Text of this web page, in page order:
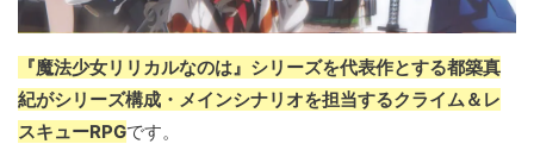
『魔法少女リリカルなのは』シリーズを代表作とする都築真
紀がシリーズ構成・メインシナリオを担当するクライム＆レ
スキューRPGです。